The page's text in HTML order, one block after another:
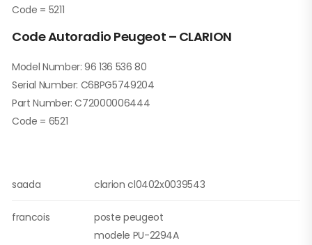
Code = 5211
Code Autoradio Peugeot – CLARION
Model Number: 96 136 536 80
Serial Number: C6BPG5749204
Part Number: C72000006444
Code = 6521
saada clarion cl0402x0039543
francois
poste peugeot
modele PU-2294A